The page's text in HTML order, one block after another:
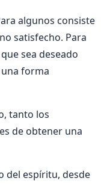
algunos consiste
satisfecho. Para
sea deseado
forma
tanto los
de obtener una
del espíritu, desde